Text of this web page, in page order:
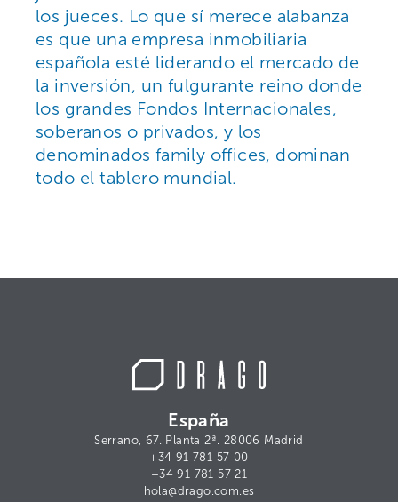
los jueces. Lo que sí merece alabanza
es que una empresa inmobiliaria
española esté liderando el mercado de
la inversión, un fulgurante reino donde
los grandes Fondos Internacionales,
soberanos o privados, y los
denominados family offices, dominan
todo el tablero mundial.
España
Serrano, 67. Planta 2ª. 28006 Madrid
+34 91 781 57 00
+34 91 781 57 21
hola@drago.com.es